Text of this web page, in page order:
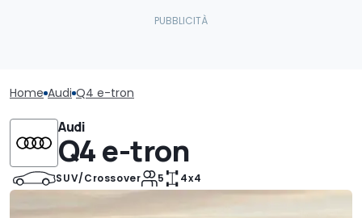
Home Audi Q4 e-tron
Audi
Q4 e-tron
SUV/Crossover 5 4x4